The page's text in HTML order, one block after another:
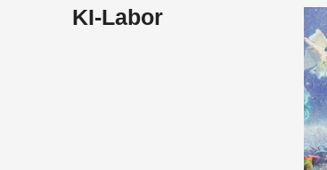
KI-Labor